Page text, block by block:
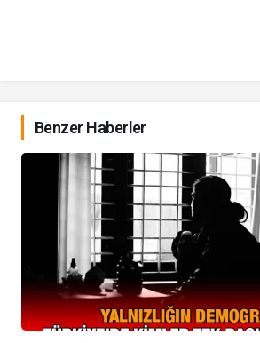
Benzer Haberler